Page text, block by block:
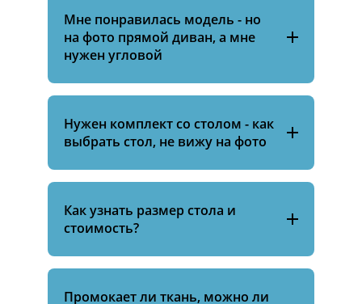
Мне понравилась модель - но
на фото прямой диван, а мне
нужен угловой
Нужен комплект со столом - как
выбрать стол, не вижу на фото
Как узнать размер стола и
стоимость?
Промокает ли ткань, можно ли